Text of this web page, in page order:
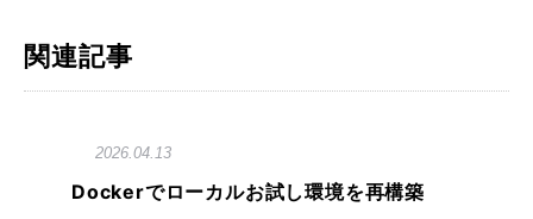
関連記事
2026.04.13
Dockerでローカルお試し環境を再構築